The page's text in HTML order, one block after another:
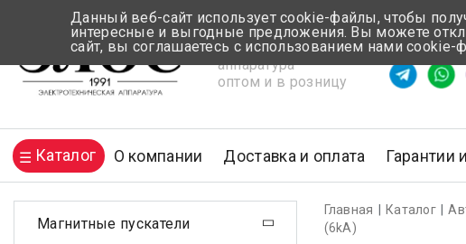
Электротехническая
аппаратура
оптом и в розницу
Время
Каталог О компании Доставка и оплата Гарантии
Главная Каталог
(6kА)
Магнитные пускатели
Данный веб-сайт использует cookie-файлы, чтобы
интересные и выгодные предложения. Вы можете
сайт, вы соглашаетесь с использованием нами cookie-